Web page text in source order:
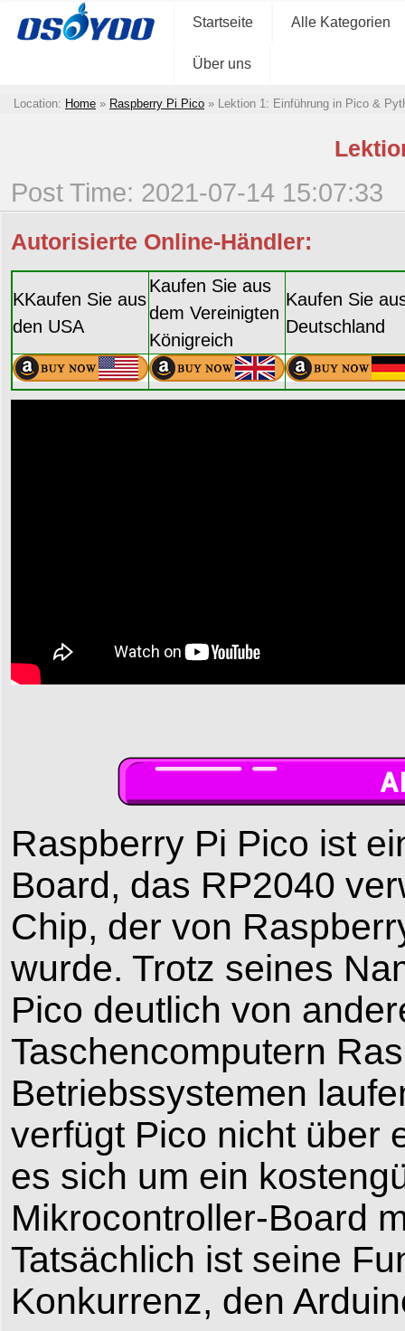
Startseite Alle Kategorien
Über uns
Location: Home » Raspberry Pi Pico » Lektion 1: Einführung in Pico &
Post Time: 2021-07-14 15:07:33
Autorisierte Online-Händler:
KKaufen Sie aus
den USA
Kaufen Sie aus
dem Vereinigten
Königreich
Kaufen Sie
Deutschland
Raspberry Pi Pico ist
Board, das RP2040
Chip, der von
wurde. Trotz seines
Pico deutlich von
Taschencomputern
Betriebssystemen
verfügt Pico nicht über
es sich um ein
Mikrocontroller-Board
Tatsächlich ist seine
Konkurrenz, den